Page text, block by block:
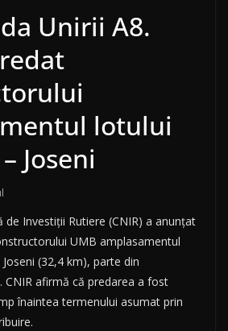
Unirii A8.
lotului
Joseni
de Investiții Rutiere (CNIR) a anunțat
UMB amplasamentul
(32,4 km), parte din
CNIR afirmă că predarea a fost
înaintea termenului asumat prin